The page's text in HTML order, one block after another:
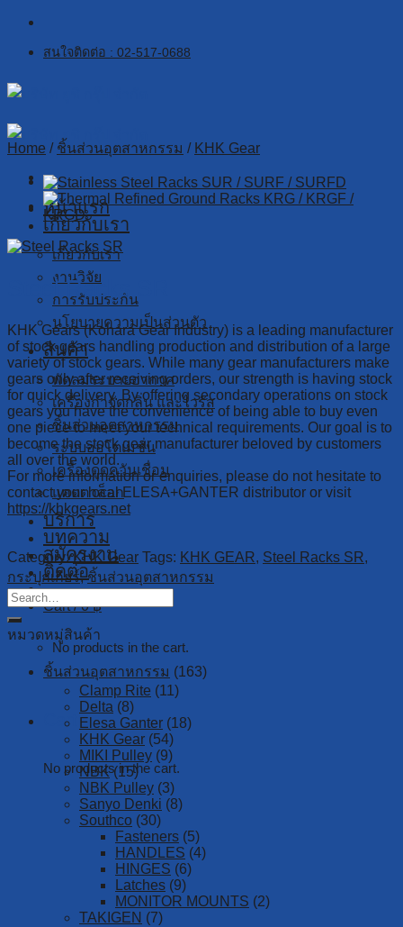
Skip
contentสนใจติดต่อ : 02-517-0688
หน้าแรก
เกี่ยวกับเรา
เกี่ยวกับเรา
งานวิจัย
การรับประกัน
นโยบายความเป็นส่วนตัว
สินค้า
พัดลมระบายอากาศ
เครื่องกำจัดกลิ่น และไวรัส
ชิ้นส่วนอุตสาหกรรม
ระบบออโตเมชั่น
เครื่องดูดควันเชื่อม
แคตตาล็อก
บริการ
บทความ
สมัครงาน
ติดต่อ
Cart /0฿
No products in the cart.
Cart
No products in the cart.
Home / ชิ้นส่วนอุตสาหกรรม / KHK Gear
Steel Racks SR
KHK Gears (Kohara Gear Industry) is a leading manufacturer
of stock gears handling production and distribution of a large
variety of stock gears. While many gear manufacturers make
gears only after receiving orders, our strength is having stock
for quick delivery. By offering secondary operations on stock
gears you have the convenience of being able to buy even
one piece to meet your technical requirements. Our goal is to
become the stock gear manufacturer beloved by customers
all over the world.
For more information or enquiries, please do not hesitate to
contact your local ELESA+GANTER distributor or visit
https://khkgears.net
Category:KHK Gear Tags: KHK GEAR, Steel Racks SR,
กระปุกเกียร์,ชิ้นส่วนอุตสาหกรรม
หมวดหมู่สินค้า
ชิ้นส่วนอุตสาหกรรม (163)
Clamp Rite (11)
Delta (8)
Elesa Ganter (18)
KHK Gear (54)
MIKI Pulley (9)
NBK (15)
NBK Pulley (3)
Sanyo Denki (8)
Southco (30)
Fasteners (5)
HANDLES (4)
HINGES (6)
Latches (9)
MONITOR MOUNTS (2)
TAKIGEN (7)